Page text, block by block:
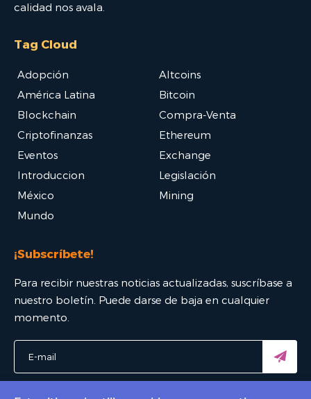
calidad nos avala.
Tag Cloud
Adopción
Altcoins
América Latina
Bitcoin
Blockchain
Compra-Venta
Criptofinanzas
Ethereum
Eventos
Exchange
Introduccion
Legislación
México
Mining
Mundo
¡Subscríbete!
Para recibir nuestras noticias actualizadas, suscríbase a
nuestro boletín. Puede darse de baja en cualquier
momento.